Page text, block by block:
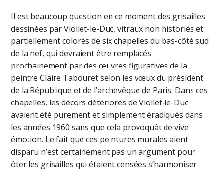
Il est beaucoup question en ce moment des grisailles
dessinées par Viollet-le-Duc, vitraux non historiés et
partiellement colorés de six chapelles du bas-côté sud
de la nef, qui devraient être remplacés
prochainement par des œuvres figuratives de la
peintre Claire Tabouret selon les vœux du président
de la République et de l’archevêque de Paris. Dans ces
chapelles, les décors détériorés de Viollet‑le-Duc
avaient été purement et simplement éradiqués dans
les années 1960 sans que cela provoquât de vive
émotion. Le fait que ces peintures murales aient
disparu n’est certainement pas un argument pour
ôter les grisailles qui étaient censées s’harmoniser